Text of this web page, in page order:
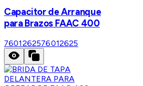
Capacitor de Arranque
para Brazos FAAC 400
7601262576012625